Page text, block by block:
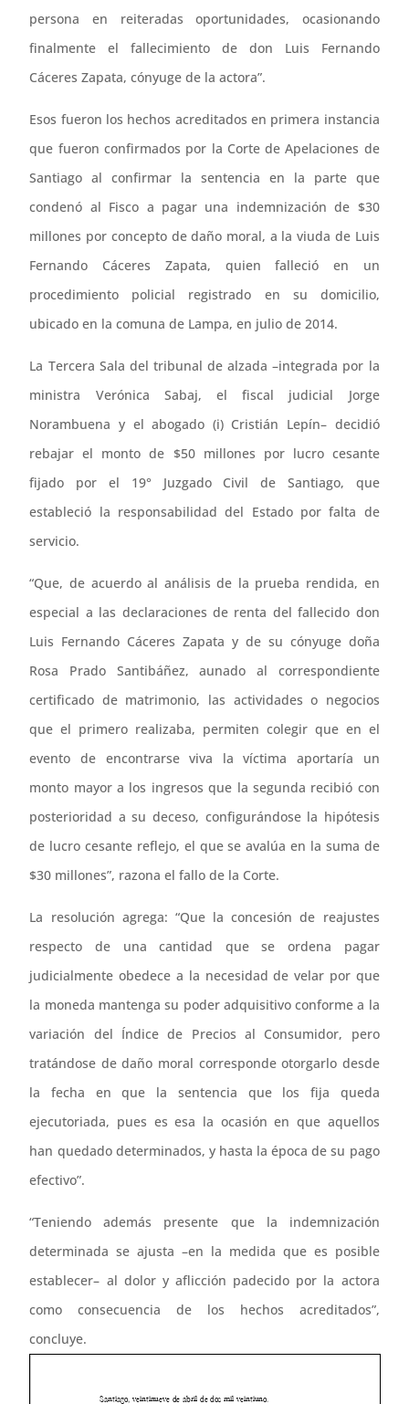
persona en reiteradas oportunidades, ocasionando
finalmente el fallecimiento de don Luis Fernando
Cáceres Zapata, cónyuge de la actora”.
Esos fueron los hechos acreditados en primera instancia
que fueron confirmados por la Corte de Apelaciones de
Santiago al confirmar la sentencia en la parte que
condenó al Fisco a pagar una indemnización de $30
millones por concepto de daño moral, a la viuda de Luis
Fernando Cáceres Zapata, quien falleció en un
procedimiento policial registrado en su domicilio,
ubicado en la comuna de Lampa, en julio de 2014.
La Tercera Sala del tribunal de alzada –integrada por la
ministra Verónica Sabaj, el fiscal judicial Jorge
Norambuena y el abogado (i) Cristián Lepín– decidió
rebajar el monto de $50 millones por lucro cesante
fijado por el 19° Juzgado Civil de Santiago, que
estableció la responsabilidad del Estado por falta de
servicio.
“Que, de acuerdo al análisis de la prueba rendida, en
especial a las declaraciones de renta del fallecido don
Luis Fernando Cáceres Zapata y de su cónyuge doña
Rosa Prado Santibáñez, aunado al correspondiente
certificado de matrimonio, las actividades o negocios
que el primero realizaba, permiten colegir que en el
evento de encontrarse viva la víctima aportaría un
monto mayor a los ingresos que la segunda recibió con
posterioridad a su deceso, configurándose la hipótesis
de lucro cesante reflejo, el que se avalúa en la suma de
$30 millones”, razona el fallo de la Corte.
La resolución agrega: “Que la concesión de reajustes
respecto de una cantidad que se ordena pagar
judicialmente obedece a la necesidad de velar por que
la moneda mantenga su poder adquisitivo conforme a la
variación del Índice de Precios al Consumidor, pero
tratándose de daño moral corresponde otorgarlo desde
la fecha en que la sentencia que los fija queda
ejecutoriada, pues es esa la ocasión en que aquellos
han quedado determinados, y hasta la época de su pago
efectivo”.
“Teniendo además presente que la indemnización
determinada se ajusta –en la medida que es posible
establecer– al dolor y aflicción padecido por la actora
como consecuencia de los hechos acreditados”,
concluye.